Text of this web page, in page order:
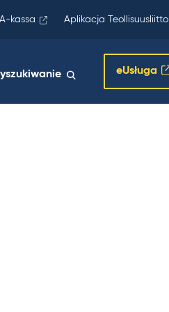
A-kassa Aplikacja Teollisuusliitto
eUsługa